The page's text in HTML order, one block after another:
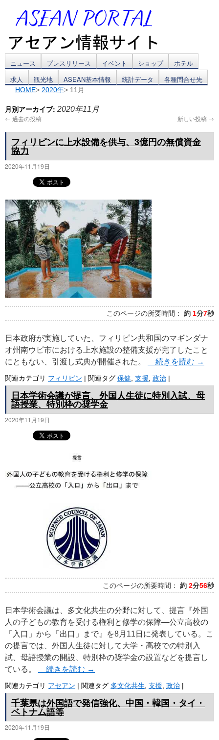
コ
ン
ン
へ
ッ
プ
ニュース プレスリリース イベント ショップ
ホテル
求人
観光地 ASEAN基本情報 統計データ 各種問合せ先
HOME> 2020年> 11月
月別アーカイブ: 2020年11月
← 過去の投稿 新しい投稿 →
フィリピンに上水設備を供与、3億円の無償資金
協力
2020年11月19日
このページの所要時間： 約 1分7秒
日本政府が実施していた、フィリピン共和国のマギンダナ
オ州南ウピ市における上水施設の整備支援が完了したこと
にともない、引渡し式典が開催された。
続きを読む →
関連カテゴリ フィリピン | 関連タグ 保健, 支援, 政治 |
日本学術会議が提言、外国人生徒に特別入試、母
語授業、特別枠の奨学金
2020年11月19日
このページの所要時間： 約 2分56秒
日本学術会議は、多文化共生の分野に対して、提言『外国
人の子どもの教育を受ける権利と修学の保障―公立高校の
「入口」から「出口」まで』を8月11日に発表している。こ
の提言では、外国人生徒に対して大学・高校での特別入
試、母語授業の開設、特別枠の奨学金の設置などを提言し
ている。
続きを読む →
関連カテゴリ アセアン | 関連タグ 多文化共生 支援 政治 |
千葉県は外国語で発信強化、中国・韓国・タイ・
ベトナム語等
2020年11月19日